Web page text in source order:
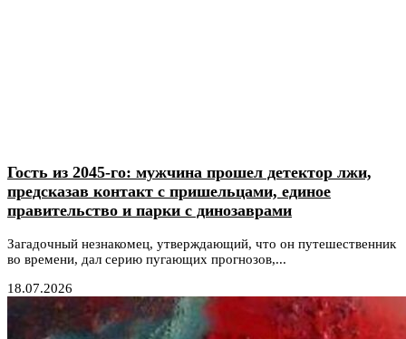
Гость из 2045-го: мужчина прошел детектор лжи,
предсказав контакт с пришельцами, единое
правительство и парки с динозаврами
Загадочный незнакомец, утверждающий, что он путешественник
во времени, дал серию пугающих прогнозов,...
18.07.2026